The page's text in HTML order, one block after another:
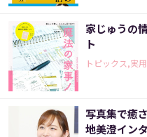
家じゅうの
ト
トピックス,実
写真集で癒
地美澄イン